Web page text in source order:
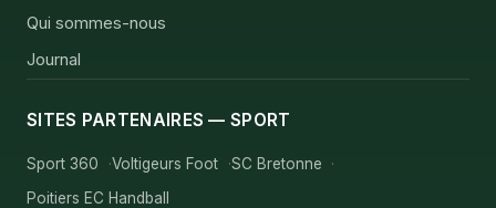
Qui sommes-nous
Journal
SITES PARTENAIRES — SPORT
Sport 360 Voltigeurs Foot
SC Bretonne
Poitiers EC Handball